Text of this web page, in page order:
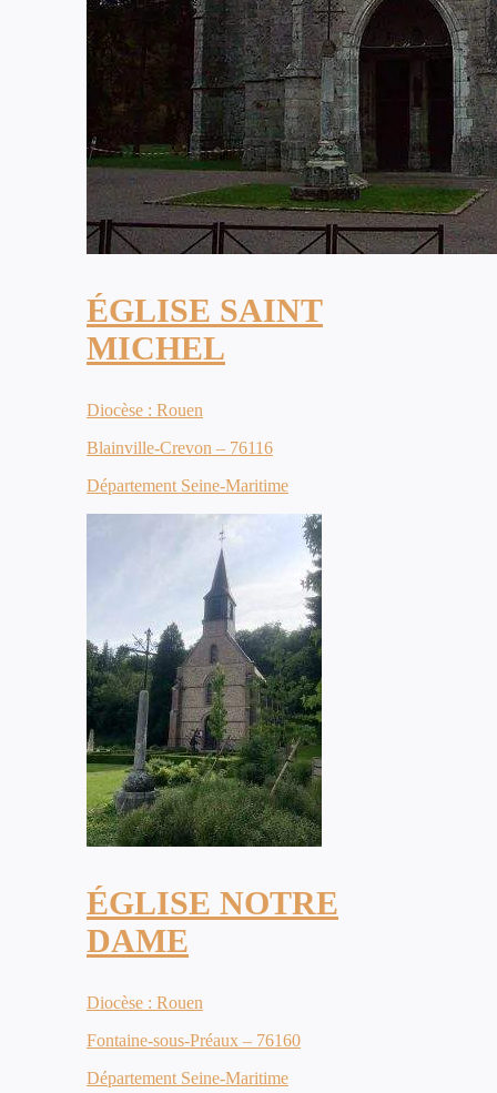
ÉGLISE SAINT
MICHEL
Diocèse : Rouen
Blainville-Crevon – 76116
Département Seine-Maritime
ÉGLISE NOTRE
DAME
Diocèse : Rouen
Fontaine-sous-Préaux – 76160
Département Seine-Maritime